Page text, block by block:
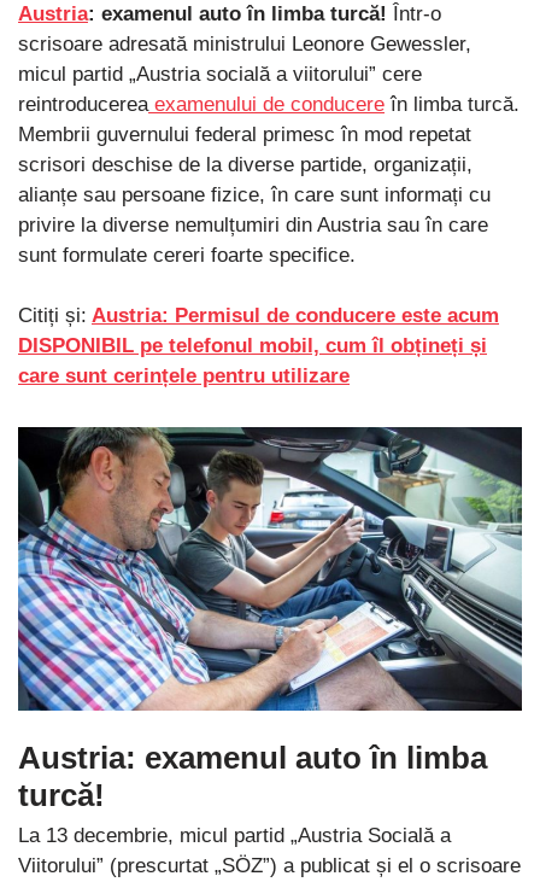
Austria: examenul auto în limba turcă! Într-o
scrisoare adresată ministrului Leonore Gewessler,
micul partid „Austria socială a viitorului” cere
reintroducerea examenului de conducere în limba turcă.
Membrii guvernului federal primesc în mod repetat
scrisori deschise de la diverse partide, organizații,
alianțe sau persoane fizice, în care sunt informați cu
privire la diverse nemulțumiri din Austria sau în care
sunt formulate cereri foarte specifice.
Citiți și: Austria: Permisul de conducere este acum
DISPONIBIL pe telefonul mobil, cum îl obțineți și
care sunt cerințele pentru utilizare
Austria: examenul auto în limba
turcă!
La 13 decembrie, micul partid „Austria Socială a
Viitorului” (prescurtat „SÖZ”) a publicat și el o scrisoare